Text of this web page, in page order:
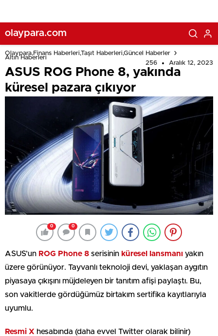
olaypara.com
Olaypara,Finans Haberleri,Taşıt Haberleri,Güncel Haberler
Altın Haberleri
256
Aralık 12, 2023
ASUS ROG Phone 8, yakında
küresel pazara çıkıyor
0 0
ASUS’un ROG Phone 8 serisinin küresel lansmanı yakın
üzere görünüyor. Tayvanlı teknoloji devi, yaklaşan aygıtın
piyasaya çıkışını müjdeleyen bir tanıtım afişi paylaştı. Bu,
son vakitlerde gördüğümüz birtakım sertifika kayıtlarıyla
uyumlu.
Resmi X hesabında (daha evvel Twitter olarak bilinir)